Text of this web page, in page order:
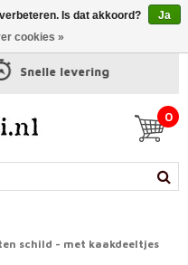
levering
0
schild - met kaakdeeltjes
Is dat akkoord?
Ja
cookies »